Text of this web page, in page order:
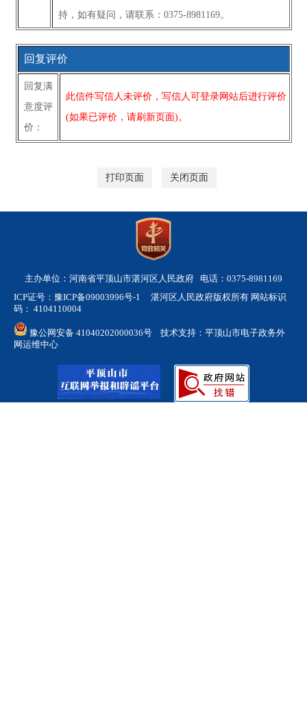
持，如有疑问，请联系：0375-8981169。
回复评价
回复满
意度评
价：
此信件写信人未评价，写信人可登录网站后进行评价
(如果已评价，请刷新页面)。
打印页面 关闭页面
主办单位：河南省平顶山市湛河区人民政府 电话：0375-8981169
ICP证号：豫ICP备09003996号-1 湛河区人民政府版权所有 网站标识
码： 4104110004
豫公网安备 41040202000036号
技术支持：平顶山市电子政务外
网运维中心